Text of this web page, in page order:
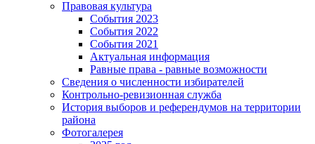
Правовая культура
События 2023
События 2022
События 2021
Актуальная информация
Равные права - равные возможности
Сведения о численности избирателей
Контрольно-ревизионная служба
История выборов и референдумов на территории
района
Фотогалерея